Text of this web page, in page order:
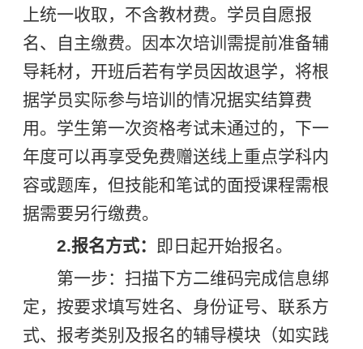
上统一收取，不含教材费。学员自愿报
名、自主缴费。因本次培训需提前准备辅
导耗材，开班后若有学员因故退学，将根
据学员实际参与培训的情况据实结算费
用。学生第一次资格考试未通过的，下一
年度可以再享受免费赠送线上重点学科内
容或题库，但技能和笔试的面授课程需根
据需要另行缴费。
2.报名方式：
即日起开始报名。
第一步：扫描下方二维码完成信息绑
定，按要求填写姓名、身份证号、联系方
式、报考类别及报名的辅导模块（如实践